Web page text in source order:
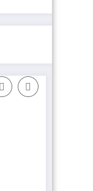
una
detecta